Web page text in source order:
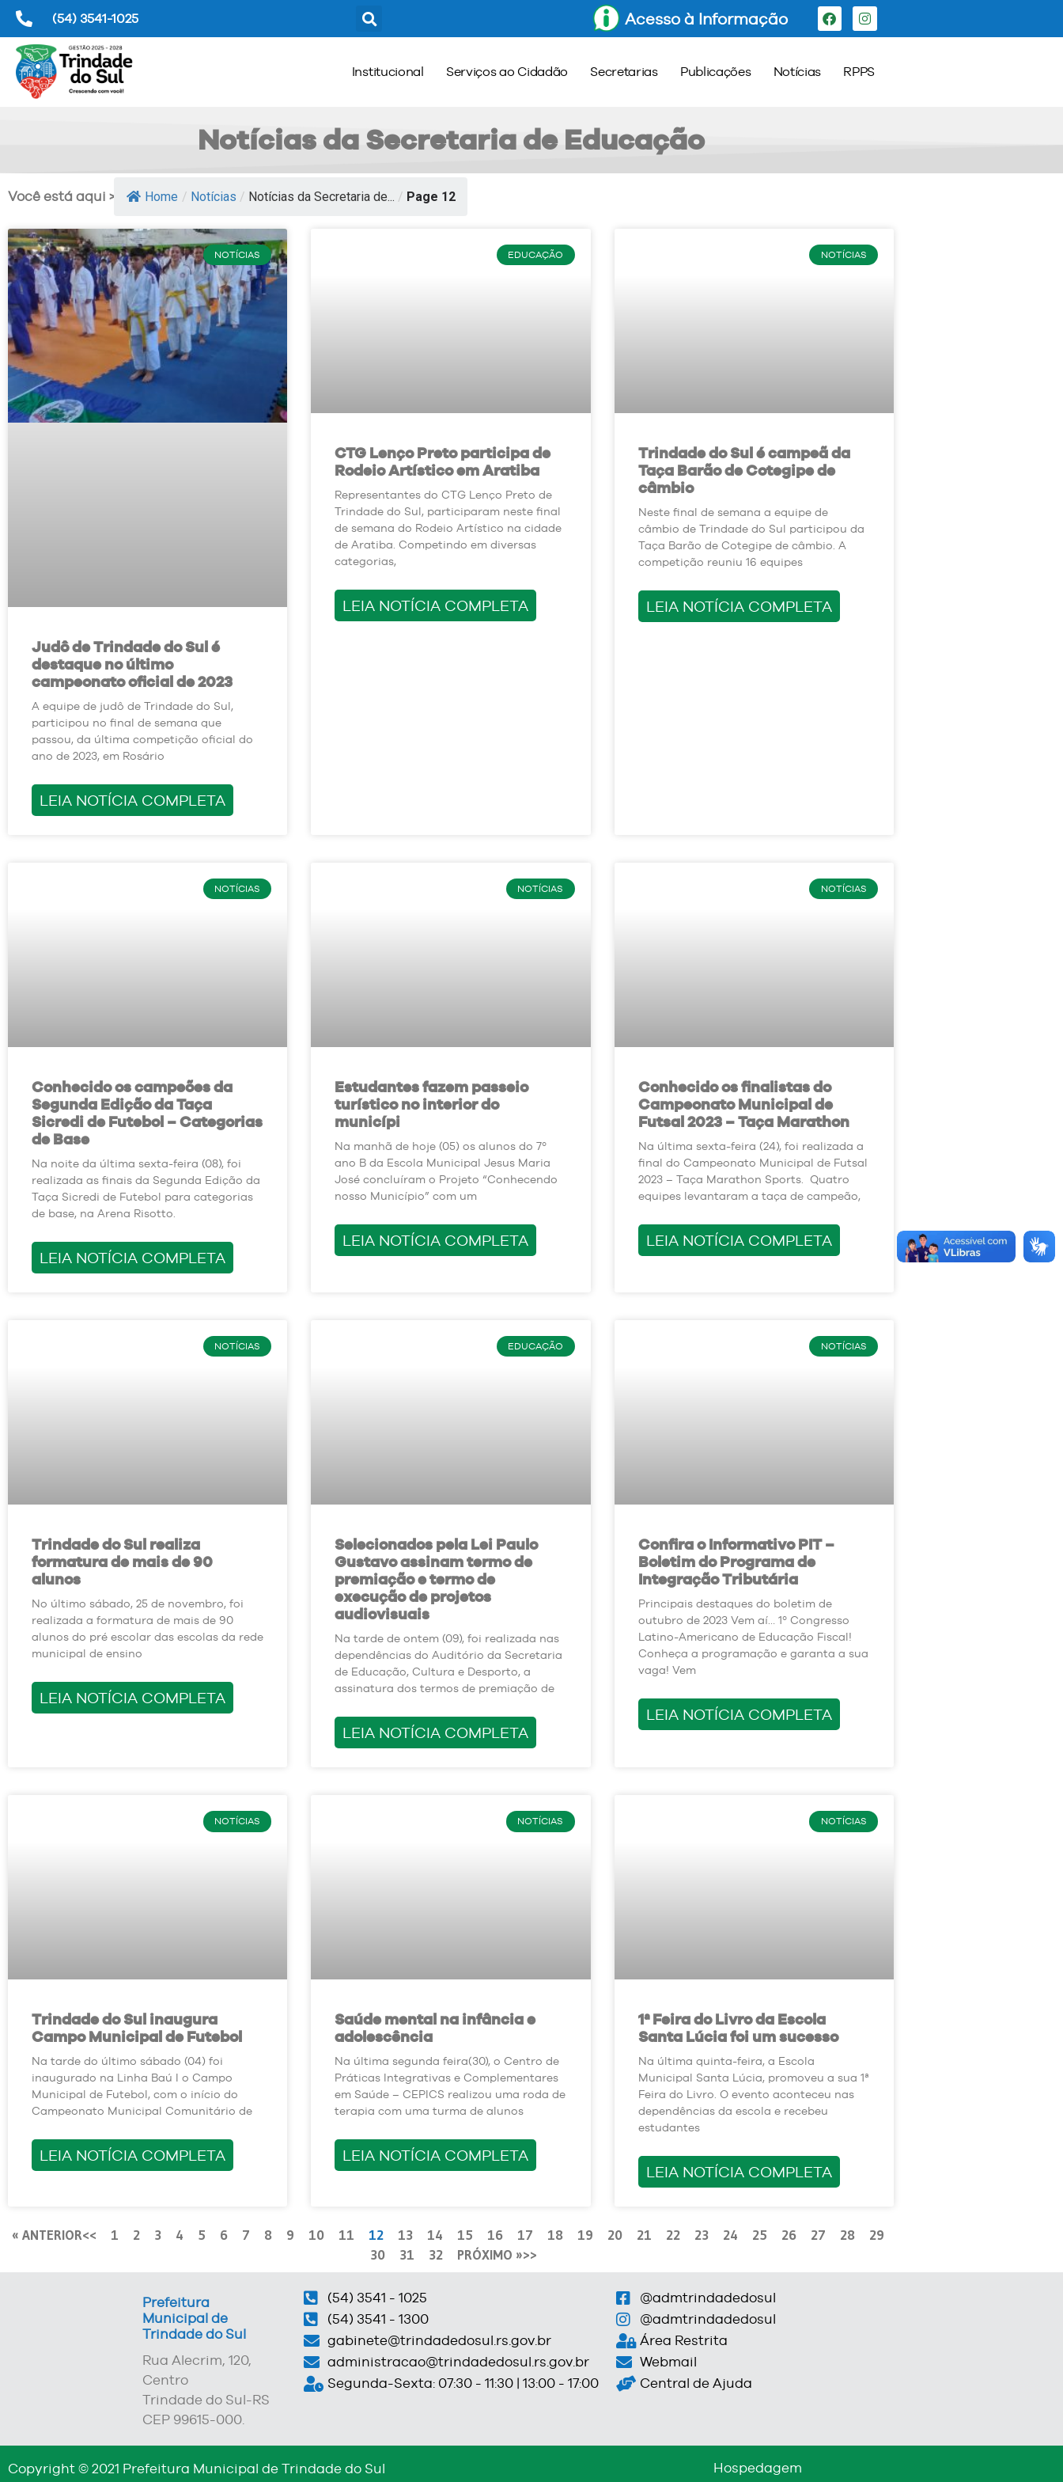
(54) 3541-1025 Acesso à Informação
Institucional Serviços ao Cidadão Secretarias Publicações Notícias RPPS
Notícias da Secretaria de Educação
Você está aqui >> Home / Notícias / Notícias da Secretaria de... / Page 12
NOTÍCIAS
Judô de Trindade do Sul é
destaque no último
campeonato oficial de 2023
A equipe de judô de Trindade do Sul,
participou no final de semana que
passou, da última competição oficial do
ano de 2023, em Rosário
LEIA NOTÍCIA COMPLETA
EDUCAÇÃO
CTG Lenço Preto participa de
Rodeio Artístico em Aratiba
Representantes do CTG Lenço Preto de
Trindade do Sul, participaram neste final
de semana do Rodeio Artístico na cidade
de Aratiba. Competindo em diversas
categorias,
LEIA NOTÍCIA COMPLETA
NOTÍCIAS
Trindade do Sul é campeã da
Taça Barão de Cotegipe de
câmbio
Neste final de semana a equipe de
câmbio de Trindade do Sul participou da
Taça Barão de Cotegipe de câmbio. A
competição reuniu 16 equipes
LEIA NOTÍCIA COMPLETA
NOTÍCIAS
Conhecido os campeões da
Segunda Edição da Taça
Sicredi de Futebol – Categorias
de Base
Na noite da última sexta-feira (08), foi
realizada as finais da Segunda Edição da
Taça Sicredi de Futebol para categorias
de base, na Arena Risotto.
LEIA NOTÍCIA COMPLETA
NOTÍCIAS
Estudantes fazem passeio
turístico no interior do
municípi
Na manhã de hoje (05) os alunos do 7º
ano B da Escola Municipal Jesus Maria
José concluíram o Projeto “Conhecendo
nosso Município” com um
LEIA NOTÍCIA COMPLETA
NOTÍCIAS
Conhecido os finalistas do
Campeonato Municipal de
Futsal 2023 – Taça Marathon
Na última sexta-feira (24), foi realizada a
final do Campeonato Municipal de Futsal
2023 – Taça Marathon Sports. Quatro
equipes levantaram a taça de campeão,
LEIA NOTÍCIA COMPLETA
NOTÍCIAS
Trindade do Sul realiza
formatura de mais de 90
alunos
No último sábado, 25 de novembro, foi
realizada a formatura de mais de 90
alunos do pré escolar das escolas da rede
municipal de ensino
LEIA NOTÍCIA COMPLETA
EDUCAÇÃO
Selecionados pela Lei Paulo
Gustavo assinam termo de
premiação e termo de
execução de projetos
audiovisuais
Na tarde de ontem (09), foi realizada nas
dependências do Auditório da Secretaria
de Educação, Cultura e Desporto, a
assinatura dos termos de premiação de
LEIA NOTÍCIA COMPLETA
NOTÍCIAS
Confira o Informativo PIT –
Boletim do Programa de
Integração Tributária
Principais destaques do boletim de
outubro de 2023 Vem aí… 1º Congresso
Latino-Americano de Educação Fiscal!
Conheça a programação e garanta a sua
vaga! Vem
LEIA NOTÍCIA COMPLETA
NOTÍCIAS
Trindade do Sul inaugura
Campo Municipal de Futebol
Na tarde do último sábado (04) foi
inaugurado na Linha Baú I o Campo
Municipal de Futebol, com o início do
Campeonato Municipal Comunitário de
LEIA NOTÍCIA COMPLETA
NOTÍCIAS
Saúde mental na infância e
adolescência
Na última segunda feira(30), o Centro de
Práticas Integrativas e Complementares
em Saúde – CEPICS realizou uma roda de
terapia com uma turma de alunos
LEIA NOTÍCIA COMPLETA
NOTÍCIAS
1ª Feira do Livro da Escola
Santa Lúcia foi um sucesso
Na última quinta-feira, a Escola
Municipal Santa Lúcia, promoveu a sua 1ª
Feira do Livro. O evento aconteceu nas
dependências da escola e recebeu
estudantes
LEIA NOTÍCIA COMPLETA
« ANTERIOR 1 2 3 4 5 6 7 8 9 10 11 12 13 14 15 16 17 18 19 20 21 22 23 24 25 26 27 28
29
30
31 32 PRÓXIMO »
Prefeitura
Municipal de
Trindade do Sul
Rua Alecrim, 120,
Centro
Trindade do Sul-RS
CEP 99615-000.
(54) 3541 - 1025
(54) 3541 - 1300
gabinete@trindadedosul.rs.gov.br
administracao@trindadedosul.rs.gov.br
Segunda-Sexta: 07:30 - 11:30 | 13:00 - 17:00
@admtrindadedosul
@admtrindadedosul
Área Restrita
Webmail
Central de Ajuda
Copyright © 2021 Prefeitura Municipal de Trindade do Sul Hospedagem